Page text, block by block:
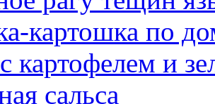
картошка по
картофелем и
сальса